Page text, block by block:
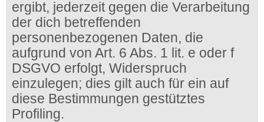
ergibt, jederzeit gegen die Verarbeitung
der dich betreffenden
personenbezogenen Daten, die
aufgrund von Art. 6 Abs. 1 lit. e oder f
DSGVO erfolgt, Widerspruch
einzulegen; dies gilt auch für ein auf
diese Bestimmungen gestütztes
Profiling.